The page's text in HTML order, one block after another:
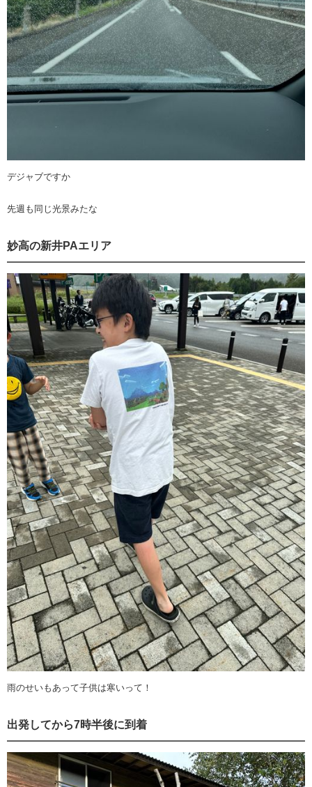
デジャブですか
先週も同じ光景みたな
妙高の新井PAエリア
雨のせいもあって子供は寒いって！
出発してから7時半後に到着